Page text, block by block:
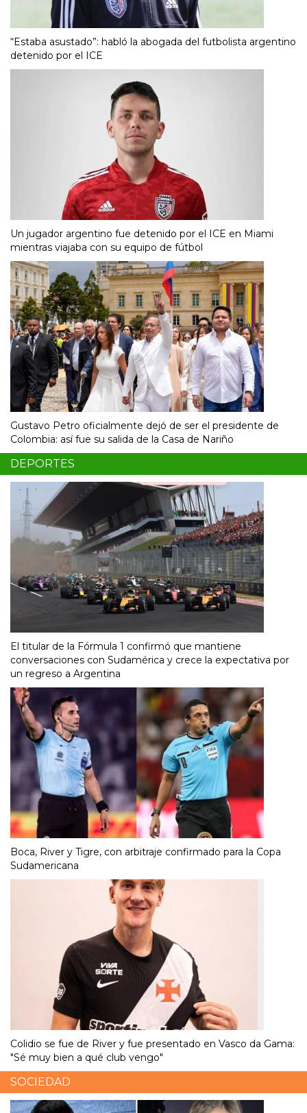
“Estaba asustado”: habló la abogada del futbolista argentino
detenido por el ICE
Un jugador argentino fue detenido por el ICE en Miami
mientras viajaba con su equipo de fútbol
Gustavo Petro oficialmente dejó de ser el presidente de
Colombia: así fue su salida de la Casa de Nariño
DEPORTES
El titular de la Fórmula 1 confirmó que mantiene
conversaciones con Sudamérica y crece la expectativa por
un regreso a Argentina
Boca, River y Tigre, con arbitraje confirmado para la Copa
Sudamericana
Colidio se fue de River y fue presentado en Vasco da Gama:
"Sé muy bien a qué club vengo"
SOCIEDAD